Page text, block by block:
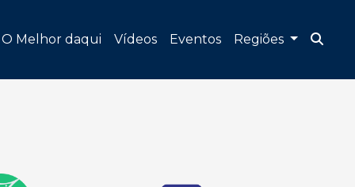
O Melhor daqui Vídeos Eventos Regiões